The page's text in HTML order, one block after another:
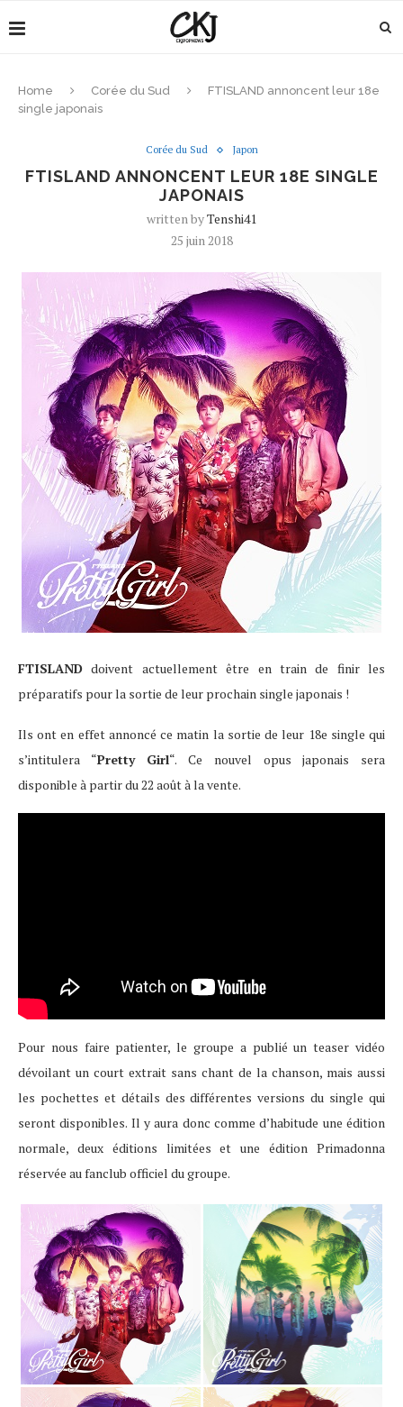
Home Corée du Sud
FTISLAND annoncent leur 18e
single japonais
Corée du Sud Japon
FTISLAND ANNONCENT LEUR 18E SINGLE
JAPONAIS
written byTenshi41
25 juin 2018
FTISLAND doivent actuellement être en train de finir les
préparatifs pour la sortie de leur prochain single japonais !
Ils ont en effet annoncé ce matin la sortie de leur 18e single qui
s’intitulera “Pretty Girl“. Ce nouvel opus japonais sera
disponible à partir du 22 août à la vente.
Pour nous faire patienter, le groupe a publié un teaser vidéo
dévoilant un court extrait sans chant de la chanson, mais aussi
les pochettes et détails des différentes versions du single qui
seront disponibles. Il y aura donc comme d’habitude une édition
normale, deux éditions limitées et une édition Primadonna
réservée au fanclub officiel du groupe.